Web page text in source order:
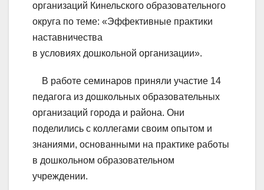
организаций Кинельского образовательного
округа по теме: «Эффективные практики
наставничества
в условиях дошкольной организации».
В работе семинаров приняли участие 14
педагога из дошкольных образовательных
организаций города и района. Они
поделились с коллегами своим опытом и
знаниями, основанными на практике работы
в дошкольном образовательном
учреждении.